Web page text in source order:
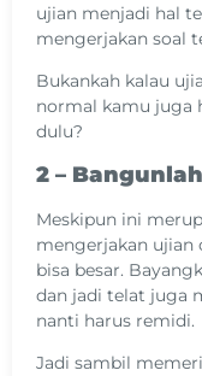
ujian menjadi hal
mengerjakan soal
Bukankah kalau
normal kamu juga
dulu?
2 –
Meskipun ini
mengerjakan ujian
bisa besar.
dan jadi telat juga
nanti harus remidi.
Jadi sambil